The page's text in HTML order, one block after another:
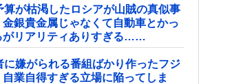
算が枯渇したロシアが山賊の真似事
金銀貴金属じゃなくて自動車とかっ
がリアリティありすぎる……
に嫌がられる番組ばかり作ったフジ
自業自得すぎる立場に陥ってしま